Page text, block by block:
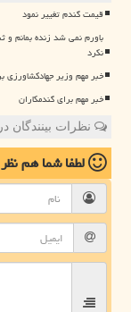
قیمت گندم تغییر نمود
باورم نمی شد زنده بمانم و
نکرد
خبر مهم وزیر جهادکشاورزی
خبر مهم برای گندمکاران
نظرات بینندگان
لطفا شما هم